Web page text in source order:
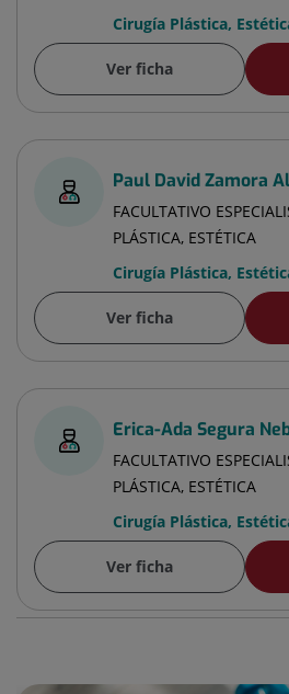
Cirugía Plástica,
Ver ficha
Paul David Zamora
FACULTATIVO
PLÁSTICA, ESTÉTICA
Cirugía Plástica,
Ver ficha
Erica-Ada Segura
FACULTATIVO
PLÁSTICA, ESTÉTICA
Cirugía Plástica,
Ver ficha